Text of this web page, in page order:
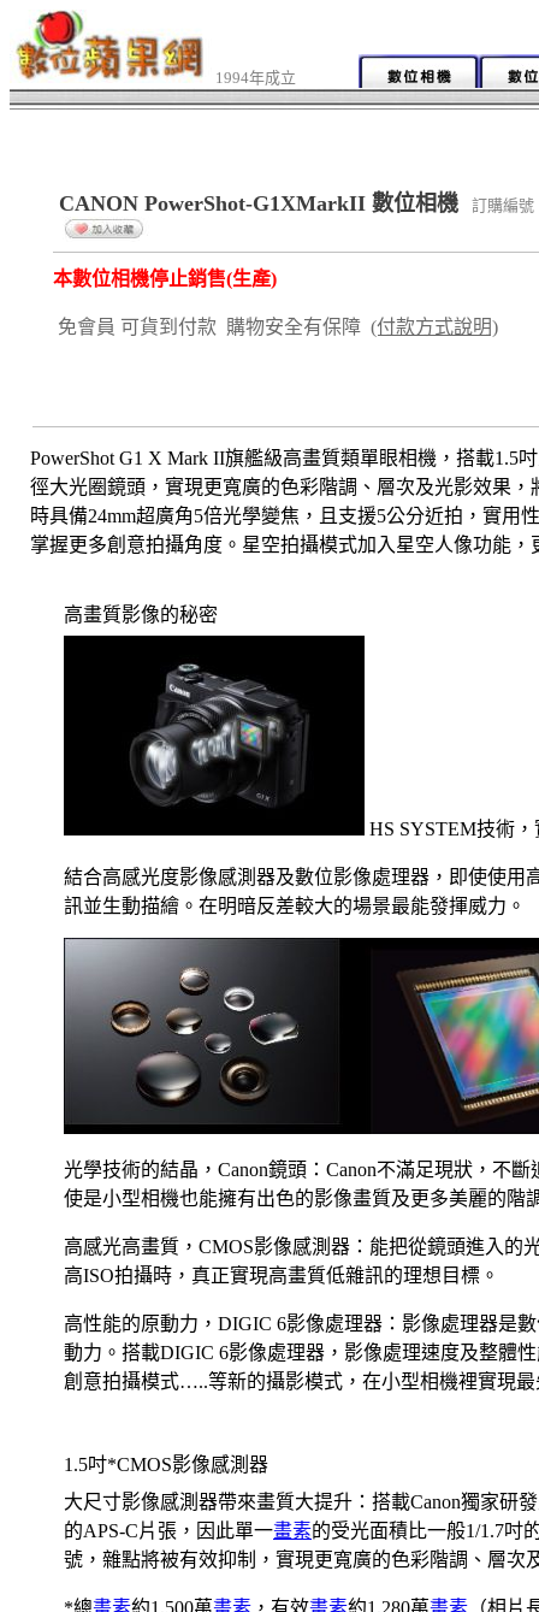
1994年成立
CANON PowerShot-G1XMarkII 數位相機 訂購編號
本數位相機停止銷售(生產)
免會員 可貨到付款 購物安全有保障 (付款方式說明)
PowerShot G1 X Mark II旗艦級高畫質類單眼相機，搭載1.5
徑大光圈鏡頭，實現更寬廣的色彩階調、層次及光影效果
時具備24mm超廣角5倍光學變焦，且支援5公分近拍，實用
掌握更多創意拍攝角度。星空拍攝模式加入星空人像功能
高畫質影像的秘密
HS SYSTEM技術
結合高感光度影像感測器及數位影像處理器，即使使
訊並生動描繪。在明暗反差較大的場景最能發揮威力。
光學技術的結晶，Canon鏡頭：Canon不滿足現狀，不
使是小型相機也能擁有出色的影像畫質及更多美麗的階
高感光高畫質，CMOS影像感測器：能把從鏡頭進入的
高ISO拍攝時，真正實現高畫質低雜訊的理想目標。
高性能的原動力，DIGIC 6影像處理器：影像處理器是
動力。搭載DIGIC 6影像處理器，影像處理速度及整體
創意拍攝模式…..等新的攝影模式，在小型相機裡實現
1.5吋*CMOS影像感測器
大尺寸影像感測器帶來畫質大提升：搭載Canon獨家研
的APS-C片張，因此單一畫素的受光面積比一般1/1.7吋
號，雜點將被有效抑制，實現更寬廣的色彩階調、層次
*總畫素約1,500萬畫素 ，有效畫素約1,280萬畫素 （相片